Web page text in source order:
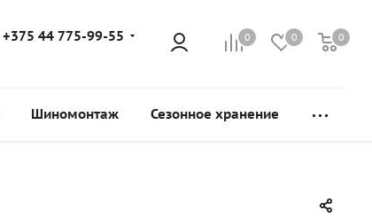
0 0 0
+375 44 775-99-55
Шиномонтаж Сезонное хранение